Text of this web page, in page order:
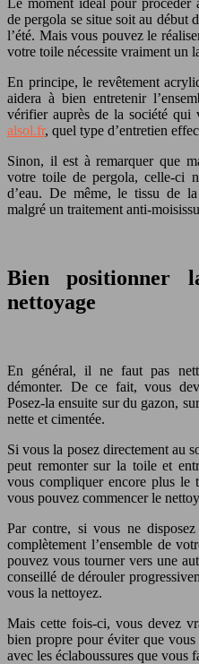
de pergola se situe soit au début
l’été. Mais vous pouvez le
votre toile nécessite vraiment un
En principe, le revêtement
aidera à bien entretenir
vérifier auprès de la société
alsol.fr, quel type d’entretien
Sinon, il est à remarquer que
votre toile de pergola, celle-ci
d’eau. De même, le tissu de
malgré un traitement anti-
Bien positionner
nettoyage
En général, il ne faut pas
démonter. De ce fait, vous
Posez-la ensuite sur du gazon,
nette et cimentée.
Si vous la posez directement au
peut remonter sur la toile et
vous compliquer encore plus le
vous pouvez commencer le
Par contre, si vous ne disposez
complètement l’ensemble de
pouvez vous tourner vers une
conseillé de dérouler
vous la nettoyez.
Mais cette fois-ci, vous devez
bien propre pour éviter que
avec les éclaboussures que vous